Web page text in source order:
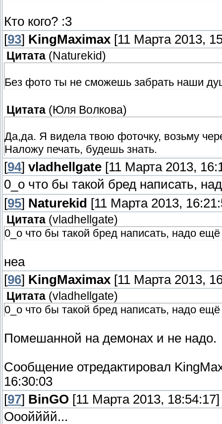
Кто кого? :3
[93] KingMaximax [11 Марта 2013,
Цитата (Naturekid)
Без фото ты не сможешь забрать наши
Цитата ( Юля Волкова)
Да,да. Я видела твою фоточку, возьму
Наложу печать, будешь знать.
[94] vladhellgate [11 Марта 2013,
0_о что бы такой бред написать,
[95] Naturekid [11 Марта 2013,
Цитата (vladhellgate)
0_о что бы такой бред написать, надо
неа
[96] KingMaximax [11 Марта 2013,
Цитата (vladhellgate)
0_о что бы такой бред написать, надо ещё
Помешанной на демонах и не надо.
Сообщение отредактировал
16:30:03
[97] BinGO [11 Марта 2013, 18:54:17]
Ооойййй...